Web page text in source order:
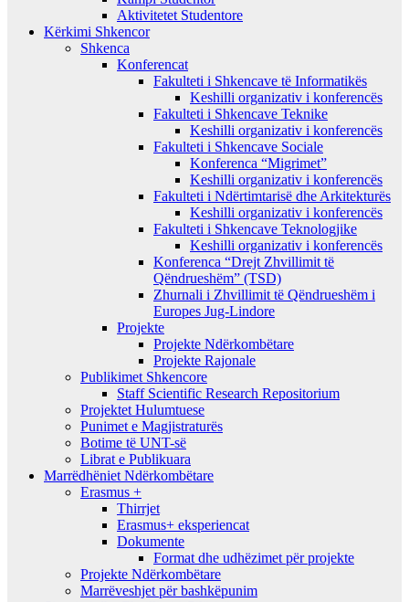
Aktivitetet Studentore
Kërkimi Shkencor
Shkenca
Konferencat
Fakulteti i Shkencave të Informatikës
Keshilli organizativ i konferencës
Fakulteti i Shkencave Teknike
Keshilli organizativ i konferencës
Fakulteti i Shkencave Sociale
Konferenca “Migrimet”
Keshilli organizativ i konferencës
Fakulteti i Ndërtimtarisë dhe Arkitekturës
Keshilli organizativ i konferencës
Fakulteti i Shkencave Teknologjike
Keshilli organizativ i konferencës
Konferenca “Drejt Zhvillimit të
Qëndrueshëm” (TSD)
Zhurnali i Zhvillimit të Qëndrueshëm i
Europes Jug-Lindore
Projekte
Projekte Ndërkombëtare
Projekte Rajonale
Publikimet Shkencore
Staff Scientific Research Repositorium
Projektet Hulumtuese
Punimet e Magjistraturës
Botime të UNT-së
Librat e Publikuara
Marrëdhëniet Ndërkombëtare
Erasmus +
Thirrjet
Erasmus+ eksperiencat
Dokumente
Format dhe udhëzimet për projekte
Projekte Ndërkombëtare
Marrëveshjet për bashkëpunim